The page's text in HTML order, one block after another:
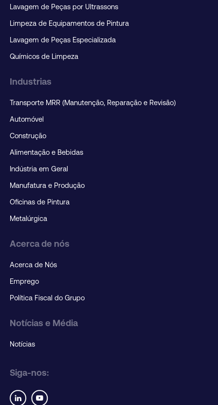
Lavagem de Peças por Ultrassons
Limpeza de Equipamentos de Pintura
Lavagem de Peças Especializada
Químicos de Limpeza
Industrias
Transporte MRR (Manutenção, Reparação e Revisão)
Automóvel
Construção
Alimentação e Bebidas
Indústria em Geral
Manufatura e Produção
Oficinas de Pintura
Metalúrgica
Acerca de nós
Acerca de Nós
Emprego
Política Fiscal do Grupo
Notícias e Média
Notícias
Siga-nos: